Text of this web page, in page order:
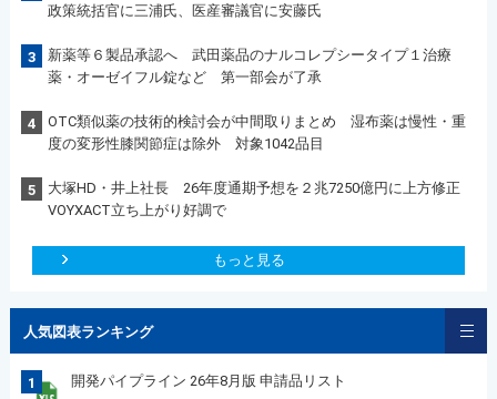
政策統括官に三浦氏、医産審議官に安藤氏
3
新薬等６製品承認へ 武田薬品のナルコレプシータイプ１治療
薬・オーゼイフル錠など 第一部会が了承
4
OTC類似薬の技術的検討会が中間取りまとめ 湿布薬は慢性・重
度の変形性膝関節症は除外 対象1042品目
5
大塚HD・井上社長 26年度通期予想を２兆7250億円に上方修正
VOYXACT立ち上がり好調で
もっと見る
人気図表ランキング
1 開発パイプライン 26年8月版 申請品リスト